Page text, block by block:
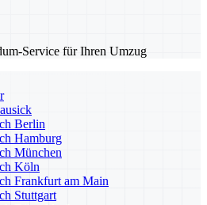
Service für Ihren Umzug
Berlin
Hamburg
München
Köln
Frankfurt am Main
Stuttgart